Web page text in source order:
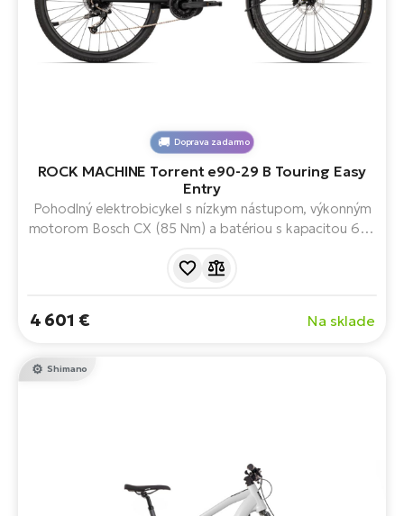
Doprava zadarmo
ROCK MACHINE Torrent e90-29 B Touring Easy
Entry
Pohodlný elektrobicykel s nízkym nástupom, výkonným
motorom Bosch CX (85 Nm) a batériou s kapacitou 625
štvorpiestikové brzdy, displej GPS, výkonné osvetlenie a
4 601 € Na sklade
Shimano